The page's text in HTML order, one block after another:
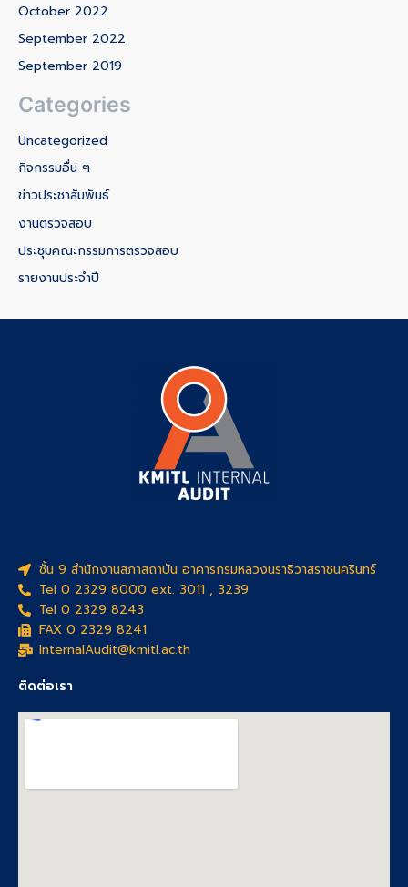
October 2022
September 2022
September 2019
Categories
Uncategorized
กิจกรรมอื่น ๆ
ข่าวประชาสัมพันธ์
งานตรวจสอบ
ประชุมคณะกรรมการตรวจสอบ
รายงานประจำปี
ชั้น 9 สำนักงานสภาสถาบัน อาคารกรมหลวงนราธิวาสราชนครินทร์
Tel 0 2329 8000 ext. 3011 , 3239
Tel 0 2329 8243
FAX 0 2329 8241
InternalAudit@kmitl.ac.th
ติดต่อเรา